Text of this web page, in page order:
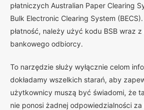
płatniczych Australian Paper Clearing
Bulk Electronic Clearing System
płatność, należy użyć kodu BSB wraz
bankowego odbiorcy.
To narzędzie służy wyłącznie celom
dokładamy wszelkich starań, aby
użytkownicy muszą być świadomi, że
nie ponosi żadnej odpowiedzialności za